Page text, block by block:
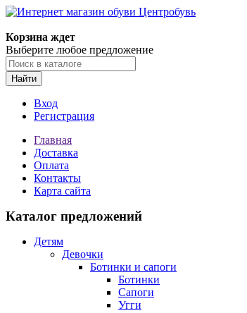
Корзина ждет
Выберите любое предложение
Найти
Вход
Регистрация
Главная
Доставка
Оплата
Контакты
Карта сайта
Каталог предложений
Детям
Девочки
Ботинки и сапоги
Ботинки
Сапоги
Угги